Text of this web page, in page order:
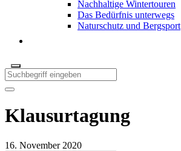
Nachhaltige Wintertouren
Das Bedürfnis unterwegs
Naturschutz und Bergsport
Klausurtagung
16. November 2020